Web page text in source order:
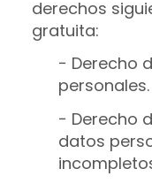
derechos
gratuita:
− Derecho
personales.
− Derecho
datos